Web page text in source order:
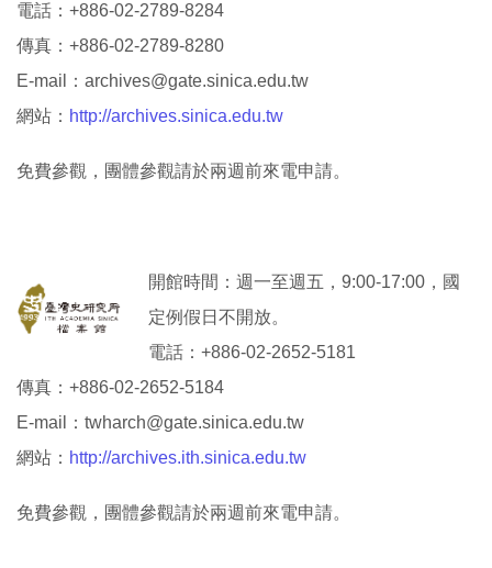
電話：+886-02-2789-8284
傳真：+886-02-2789-8280
E-mail： archives@gate.sinica.edu.tw
網站： http://archives.sinica.edu.tw
免費參觀，團體參觀請於兩週前來電申請。
開館時間：週一至週五，9:00-17:00，國
定例假日不開放。
電話：+886-02-2652-5181
傳真：+886-02-2652-5184
E-mail： twharch@gate.sinica.edu.tw
網站： http://archives.ith.sinica.edu.tw
免費參觀，團體參觀請於兩週前來電申請。